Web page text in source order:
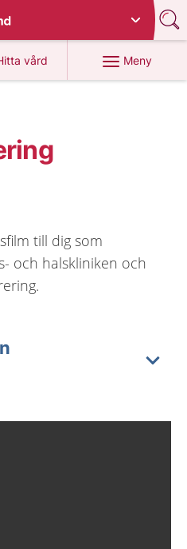
Halland
vård
på 1177.se
Meny
till dig som
och halskliniken och